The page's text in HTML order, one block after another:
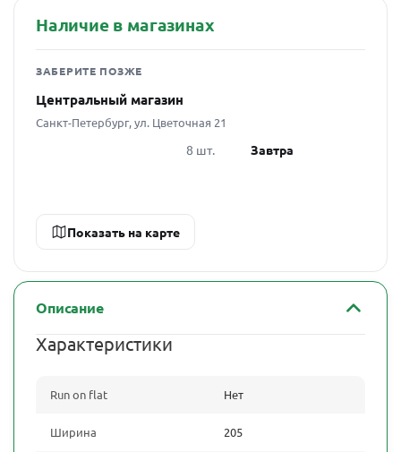
Наличие в магазинах
ЗАБЕРИТЕ ПОЗЖЕ
Центральный магазин
Санкт-Петербург, ул. Цветочная 21
8 шт. Завтра
Показать на карте
Описание
Характеристики
Run on flat Нет
Ширина 205